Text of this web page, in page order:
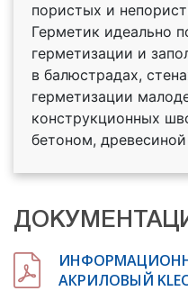
пористых и
Герметик идеально
герметизации и
в балюстрадах,
герметизации
конструкционных
бетоном,
АКРИЛОВЫЙ